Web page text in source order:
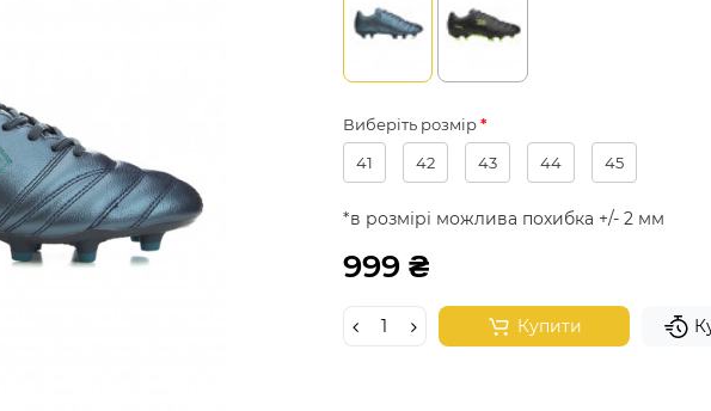
Виберіть розмір
41
42 43 44 45
*в розмірі можлива похибка +/- 2 мм
999 ₴
Купити